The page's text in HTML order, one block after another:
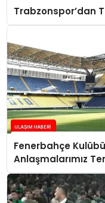
Trabzonspor’dan
Fenerbahçe
Anlaşmalarımız